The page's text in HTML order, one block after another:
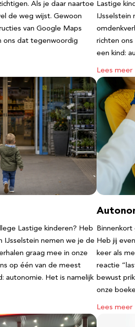
Als je daar naartoe
de weg wijst. Gewoon
van Google Maps
ons dat tegenwoordig
Lastige
IJsselstein
richten
een kind:
Lees meer
Lastige kinderen? Heb
IJsselstein nemen we je de
graag mee in onze
op één van de meest
autonomie. Het is namelijk
Binnenkort
Heb jij
keer als
reactie
bewust
onze
Lees meer